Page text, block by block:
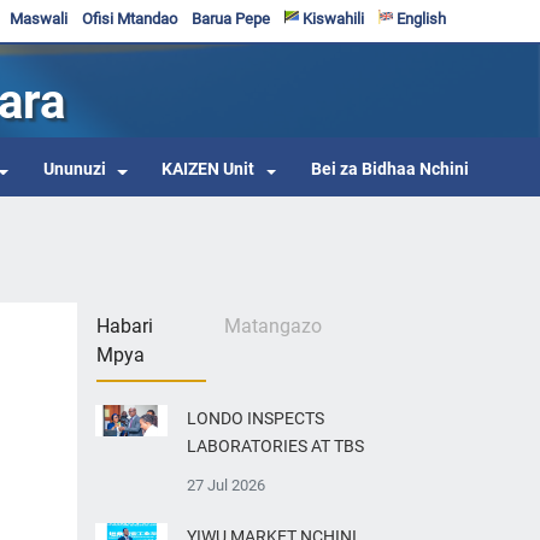
English
Kiswahili
Barua Pepe
Ofisi Mtandao
Maswali
Ununuzi KAIZEN Unit Bei za Bidhaa Nchini
Habari
Mpya
Matangazo
LONDO INSPECTS
LABORATORIES AT TBS
27 Jul 2026